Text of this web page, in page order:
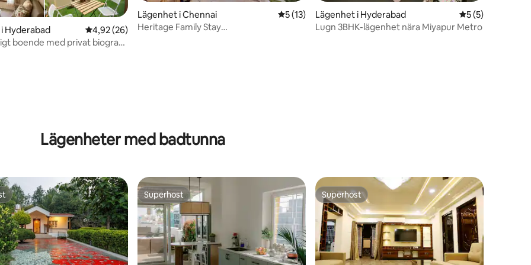
betyg, 35 omdömen
Hyderabad 4,92 av 5 i genomsnittligt betyg, 26 omdömen
4,92 (26)
boende med privat biograf
Lägenhet i Chennai 5 av 5 i genomsnittligt betyg, 13 omdömen
5 (13)
Heritage Family Stay
Lägenhet i Hyderabad 5 av 5 i
5 (5)
Lugn 3BHK-lägenhet nära Miyapur Metro
Lägenheter med badtunna
Superhost
Superhost Superhost
Superhost